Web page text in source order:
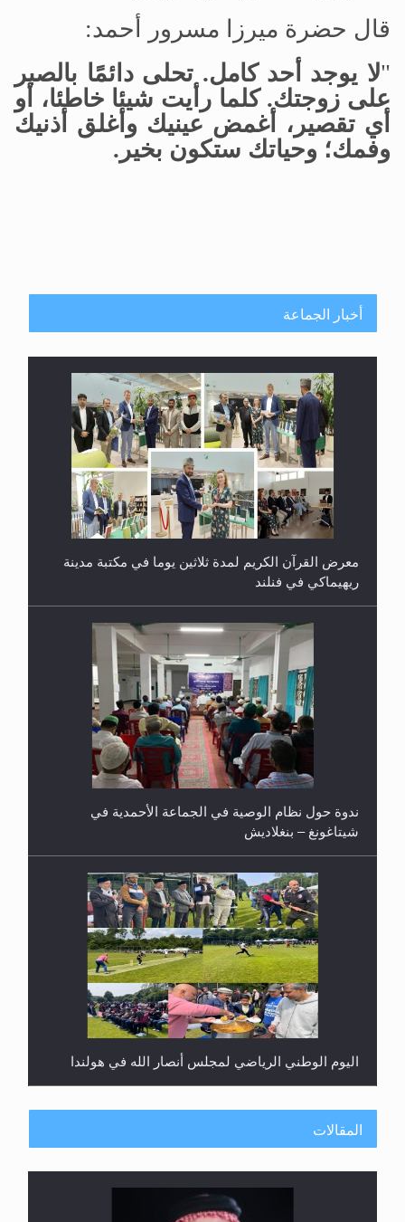
قال حضرة ميرزا مسرور أحمد:
"لا يوجد أحد كامل. تحلى دائمًا بالصبر
على زوجتك. كلما رأيت شيئا خاطئا، أو
أي تقصير، أغمض عينيك وأغلق أذنيك
وفمك؛ وحياتك ستكون بخير.
أخبار الجماعة
معرض القرآن الكريم لمدة ثلاثين يوما في مكتبة مدينة
ريهيماكي في فنلند
ندوة حول نظام الوصية في الجماعة الأحمدية في
شيتاغونغ – بنغلاديش
اليوم الوطني الرياضي لمجلس أنصار الله في هولندا
المقالات